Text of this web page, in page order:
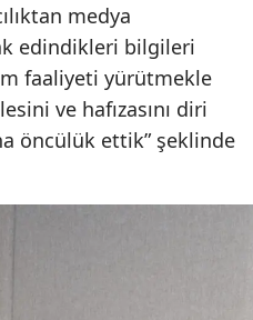
Kocaeli
Konya
Malatya
medya
edindikleri bilgileri
faaliyeti yürütmekle
ve hafızasını diri
öncülük ettik” şeklinde